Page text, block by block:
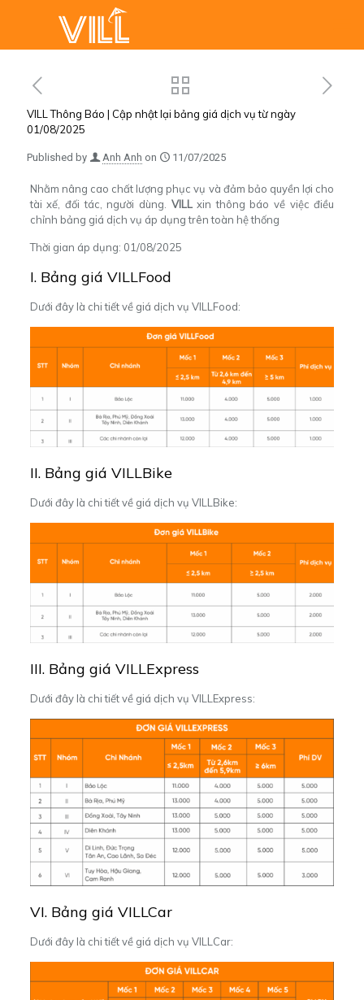
VILL Thông Báo | Cập nhật lại bảng giá dịch vụ từ ngày
01/08/2025
Published by Anh Anh on 11/07/2025
Nhằm nâng cao chất lượng phục vụ và đảm bảo quyền lợi cho
tài xế, đối tác, người dùng. VILLxin thông báo về việc điều
chỉnh bảng giá dịch vụ áp dụng trên toàn hệ thống
Thời gian áp dụng: 01/08/2025
I. Bảng giá VILLFood
Dưới đây là chi tiết về giá dịch vụ VILLFood:
II. Bảng giá VILLBike
Dưới đây là chi tiết về giá dịch vụ VILLBike:
III. Bảng giá VILLExpress
Dưới đây là chi tiết về giá dịch vụ VILLExpress:
VI. Bảng giá VILLCar
Dưới đây là chi tiết về giá dịch vụ VILLCar: